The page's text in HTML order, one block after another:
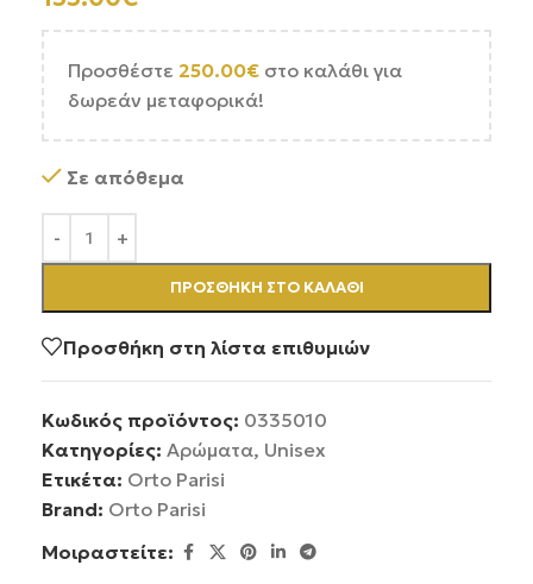
Προσθέστε 250.00€ στο καλάθι για
δωρεάν μεταφορικά!
Σε απόθεμα
ΠΡΟΣΘΉΚΗ ΣΤΟ ΚΑΛΆΘΙ
Προσθήκη στη λίστα επιθυμιών
Κωδικός προϊόντος: 0335010
Κατηγορίες: Αρώματα, Unisex
Ετικέτα: Orto Parisi
Brand: Orto Parisi
Μοιραστείτε: